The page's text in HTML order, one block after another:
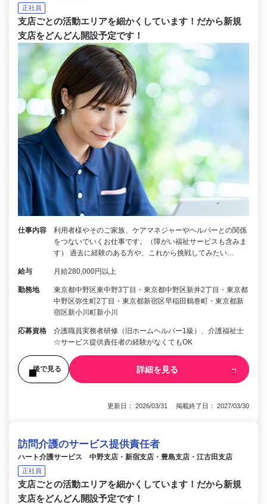
正社員
支店ごとの活動エリアを細かくしています！だから新規
支店をどんどん開設予定です！
仕事内容
利用者様やそのご家族、ケアマネジャーやヘルパーとの関係
をつないでいくお仕事です。（障がい福祉サービスも含みま
す） 過去に経験のある方や、これから挑戦してみたい…
給与 月給280,000円以上
勤務地
東京都中野区東中野3丁目・東京都中野区新井2丁目・東京都
中野区弥生町2丁目・東京都新宿区早稲田鶴巻町・東京都新
宿区新小川町新小川
応募資格
介護職員実務者研修（旧ホームヘルパー1級）、介護福祉士
☆サービス提供責任者の経験がなくてもOK
後で見る 詳細を見る
更新日： 2026/03/31 掲載終了日： 2027/03/30
訪問介護のサービス提供責任者
ハート介護サービス 中野支店・新宿支店・豊島支店・江古田支店
正社員
支店ごとの活動エリアを細かくしています！だから新規
支店をどんどん開設予定です！